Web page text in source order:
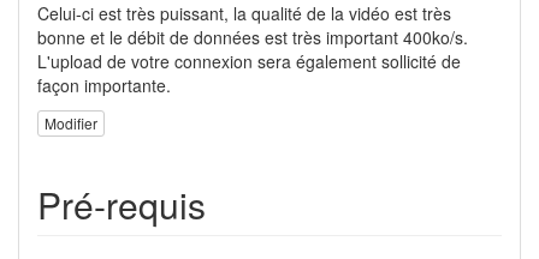
Celui-ci est très puissant, la qualité de la vidéo est très
bonne et le débit de données est très important 400ko/s.
L'upload de votre connexion sera également sollicité de
façon importante.
Modifier
Pré-requis